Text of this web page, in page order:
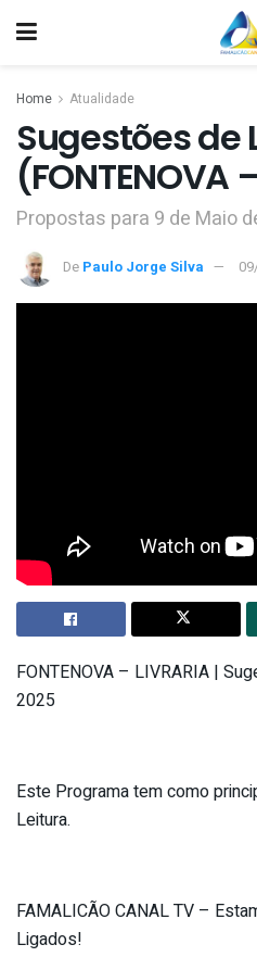
Home Atualidade
Sugestões de
(FONTENOVA
Propostas para 9 de Maio
De Paulo Jorge Silva
FONTENOVA – LIVRARIA |
2025
Este Programa tem como
Leitura.
FAMALICÃO CANAL TV –
Ligados!